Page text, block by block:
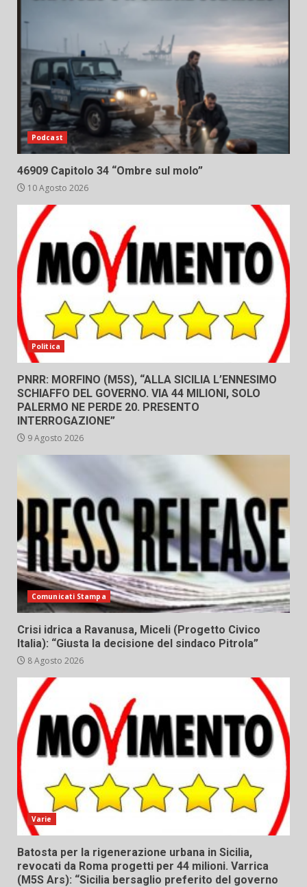
Podcast
46909 Capitolo 34 “Ombre sul molo”
10 Agosto 2026
Politica
PNRR: MORFINO (M5S), “ALLA SICILIA L’ENNESIMO
SCHIAFFO DEL GOVERNO. VIA 44 MILIONI, SOLO
PALERMO NE PERDE 20. PRESENTO
INTERROGAZIONE”
9 Agosto 2026
Comunicati Stampa
Crisi idrica a Ravanusa, Miceli (Progetto Civico
Italia): “Giusta la decisione del sindaco Pitrola”
8 Agosto 2026
Varie
Batosta per la rigenerazione urbana in Sicilia,
revocati da Roma progetti per 44 milioni. Varrica
(M5S Ars): “Sicilia bersaglio preferito del governo